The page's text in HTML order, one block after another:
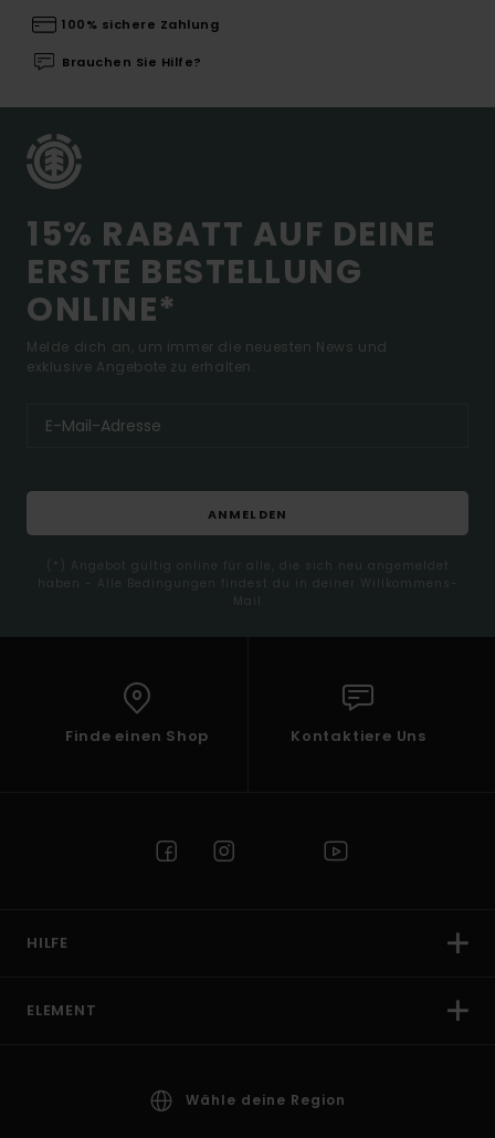
100% sichere Zahlung
Brauchen Sie Hilfe?
15% RABATT AUF DEINE
ERSTE BESTELLUNG
ONLINE*
Melde dich an, um immer die neuesten News und
exklusive Angebote zu erhalten.
ANMELDEN
(*) Angebot gültig online für alle, die sich neu angemeldet
haben - Alle Bedingungen findest du in deiner Willkommens-
Mail
Finde einen Shop Kontaktiere Uns
HILFE
ELEMENT
Wähle deine Region